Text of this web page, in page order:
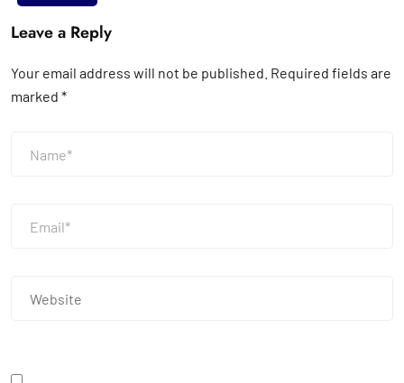
Leave a Reply
Your email address will not be published. Required fields are
marked *